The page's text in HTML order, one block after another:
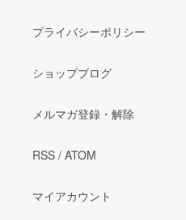
プライバシーポリシー
ショップブログ
メルマガ登録・解除
RSS / ATOM
マイアカウント